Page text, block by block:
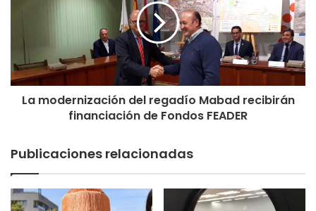
La modernización del regadío Mabad recibirán
financiación de Fondos FEADER
Publicaciones relacionadas